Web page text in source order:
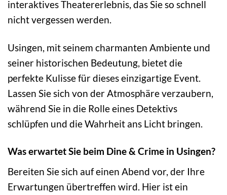
interaktives Theatererlebnis, das Sie so schnell
nicht vergessen werden.
Usingen, mit seinem charmanten Ambiente und
seiner historischen Bedeutung, bietet die
perfekte Kulisse für dieses einzigartige Event.
Lassen Sie sich von der Atmosphäre verzaubern,
während Sie in die Rolle eines Detektivs
schlüpfen und die Wahrheit ans Licht bringen.
Was erwartet Sie beim Dine & Crime in Usingen?
Bereiten Sie sich auf einen Abend vor, der Ihre
Erwartungen übertreffen wird. Hier ist ein